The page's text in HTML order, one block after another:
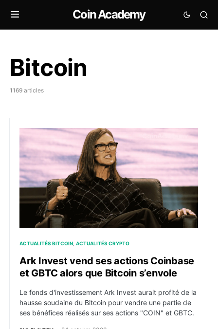
Coin Academy
Bitcoin
1169 articles
Ark Invest vend ses actions Coinbase et GBTC alors
ACTUALITÉS BITCOIN ACTUALITÉS CRYPTO
Ark Invest vend ses actions Coinbase
et GBTC alors que Bitcoin s’envole
Le fonds d'investissement Ark Invest aurait profité de la
hausse soudaine du Bitcoin pour vendre une partie de
ses bénéfices réalisés sur ses actions "COIN" et GBTC.